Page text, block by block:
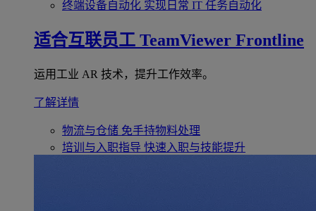
终端设备自动化 实现日常 IT 任务自动化
适合互联员工 TeamViewer Frontline
运用工业 AR 技术，提升工作效率。
了解详情
物流与仓储 免手持物料处理
培训与入职指导 快速入职与技能提升